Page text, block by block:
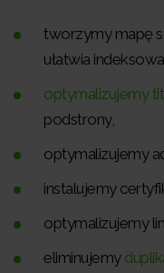
tworzymy mapę
ułatwia
optymalizujemy
podstrony,
optymalizujemy
instalujemy
optymalizujemy
eliminujemy